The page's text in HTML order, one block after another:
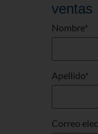
ventas
Nombre*
Apellido*
Correo